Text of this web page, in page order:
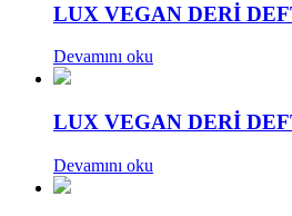
LUX VEGAN DERİ
Devamını oku
LUX VEGAN DERİ
Devamını oku